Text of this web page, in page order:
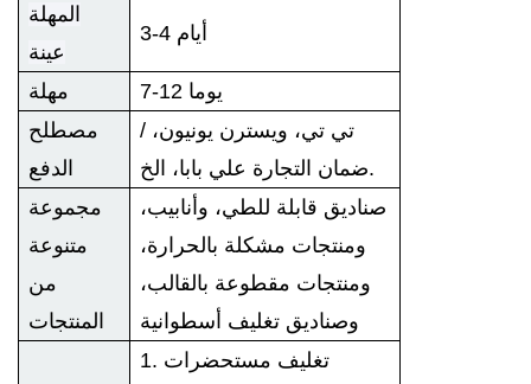
المهلة
عينة
3-4 أيام
مهلة
7-12 يوما
مصطلح
الدفع
/ تي تي، ويسترن يونيون،
ضمان التجارة علي بابا، الخ.
مجموعة
متنوعة
من
المنتجات
صناديق قابلة للطي، وأنابيب،
ومنتجات مشكلة بالحرارة،
ومنتجات مقطوعة بالقالب،
وصناديق تغليف أسطوانية
1. تغليف مستحضرات